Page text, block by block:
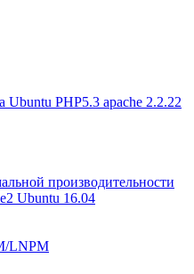
Ubuntu PHP5.3 apache 2.2.22
производительности
Ubuntu 16.04
LNPM